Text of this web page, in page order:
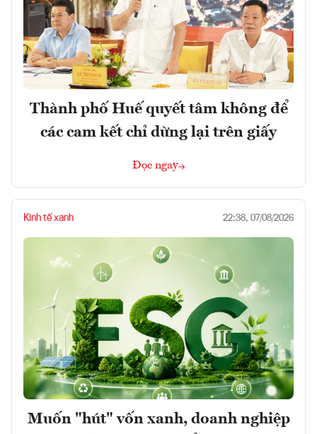
Thành phố Huế quyết tâm không để
các cam kết chỉ dừng lại trên giấy
Đọc ngay
Kinh tế xanh 22:38, 07/08/2026
Muốn "hút" vốn xanh, doanh nghiệp